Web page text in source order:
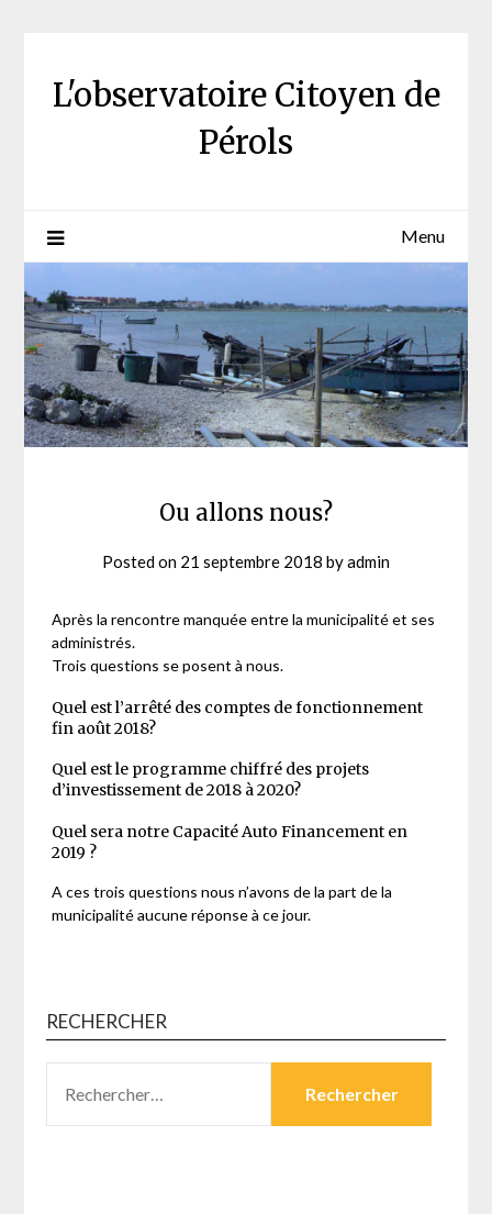
L'observatoire Citoyen de
Pérols
Menu
Ou allons nous?
Posted on 21 septembre 2018 byadmin
Après la rencontre manquée entre la municipalité et ses
administrés.
Trois questions se posent à nous.
Quel est l’arrêté des comptes de fonctionnement
fin août 2018?
Quel est le programme chiffré des projets
d’investissement de 2018 à 2020?
Quel sera notre Capacité Auto Financement en
2019 ?
A ces trois questions nous n’avons de la part de la
municipalité aucune réponse à ce jour.
RECHERCHER